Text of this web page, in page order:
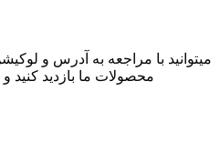
میتوانید با مراجعه به آدرس و
محصولات ما بازدید کنید